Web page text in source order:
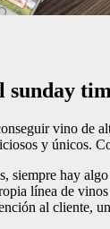
sunday
vino de
y únicos.
siempre hay
línea de
al cliente,